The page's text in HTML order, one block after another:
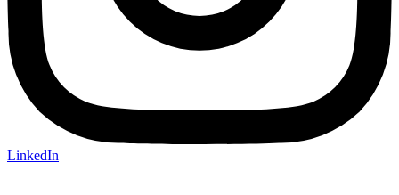
LinkedIn